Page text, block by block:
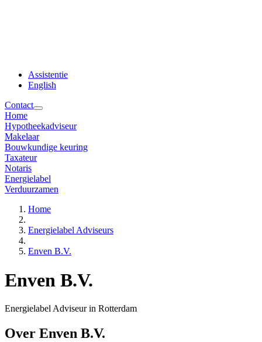
Assistentie
English
Contact
Home
Hypotheekadviseur
Makelaar
Bouwkundige keuring
Taxateur
Notaris
Energielabel
Verduurzamen
Home
Energielabel Adviseurs
Enven B.V.
Enven B.V.
Energielabel Adviseur in Rotterdam
Over Enven B.V.